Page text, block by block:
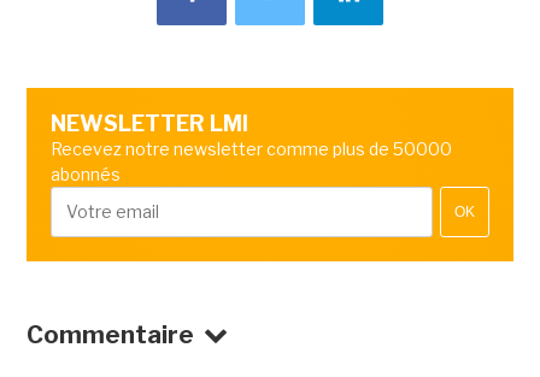
NEWSLETTER LMI
Recevez notre newsletter comme plus de 50000
abonnés
OK
Commentaire